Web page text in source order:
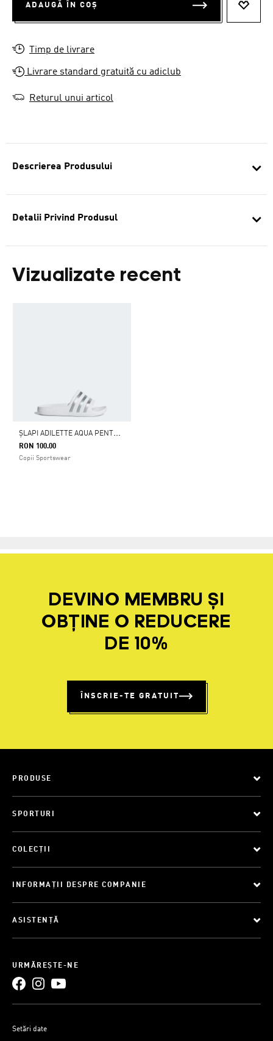
Descrierea Produsului
Detalii Privind Produsul
Vizualizate recent
Ș
LAPI ADILETTE AQUA PENTRU COPII
RON 100.00
Copii Sportswear
ADAUGĂ ÎN COȘ
Timp de livrare
Livrare standard gratuită cu adiclub
Returul unui articol
DEVINO MEMBRU ȘI
OBȚINE O REDUCERE
DE 10%
ÎNSCRIE-TE GRATUIT
PRODUSE
SPORTURI
COLECȚII
INFORMAȚII DESPRE COMPANIE
ASISTENȚĂ
URMĂREȘTE-NE
Setări date